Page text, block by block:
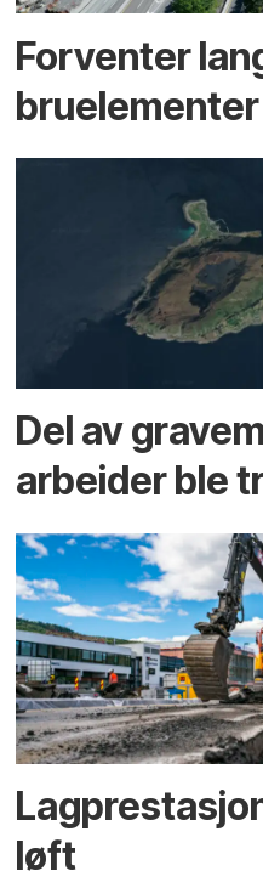
Forventer
Del av
arbeider ble
løft